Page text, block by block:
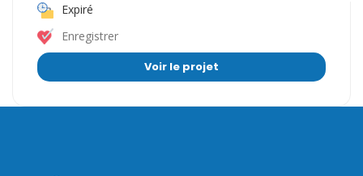
Expiré
Enregistrer
Voir le projet